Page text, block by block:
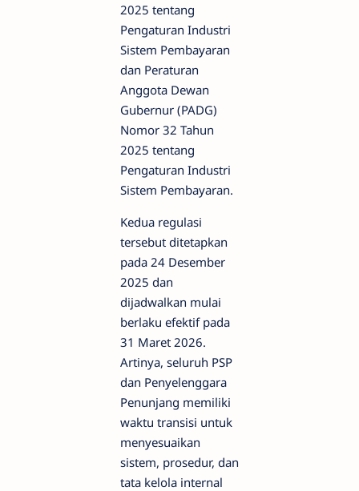
2025 tentang
Pengaturan Industri
Sistem Pembayaran
dan Peraturan
Anggota Dewan
Gubernur (PADG)
Nomor 32 Tahun
2025 tentang
Pengaturan Industri
Sistem Pembayaran.
Kedua regulasi
tersebut ditetapkan
pada 24 Desember
2025 dan
dijadwalkan mulai
berlaku efektif pada
31 Maret 2026.
Artinya, seluruh PSP
dan Penyelenggara
Penunjang memiliki
waktu transisi untuk
menyesuaikan
sistem, prosedur, dan
tata kelola internal